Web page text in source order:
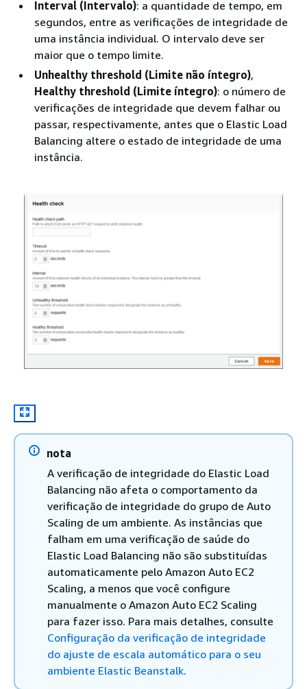
Interval (Intervalo): a quantidade de tempo, em
segundos, entre as verificações de integridade de
uma instância individual. O intervalo deve ser
maior que o tempo limite.
Unhealthy threshold (Limite não íntegro),
Healthy threshold (Limite íntegro): o número de
verificações de integridade que devem falhar ou
passar, respectivamente, antes que o Elastic Load
Balancing altere o estado de integridade de uma
instância.
nota
A verificação de integridade do Elastic Load
Balancing não afeta o comportamento da
verificação de integridade do grupo de Auto
Scaling de um ambiente. As instâncias que
falham em uma verificação de saúde do
Elastic Load Balancing não são substituídas
automaticamente pelo Amazon Auto EC2
Scaling, a menos que você configure
manualmente o Amazon Auto EC2 Scaling
para fazer isso. Para mais detalhes, consulte
Configuração da verificação de integridade
do ajuste de escala automático para o seu
ambiente Elastic Beanstalk.